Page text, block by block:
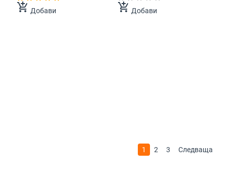
add_shopping_cart Добави add_shopping_cart Добави
1 2 3 Следваща